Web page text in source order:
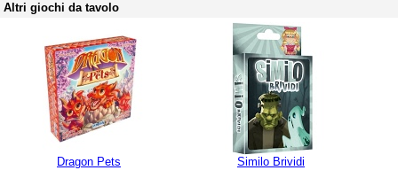
Altri giochi da tavolo
Dragon Pets Similo Brividi